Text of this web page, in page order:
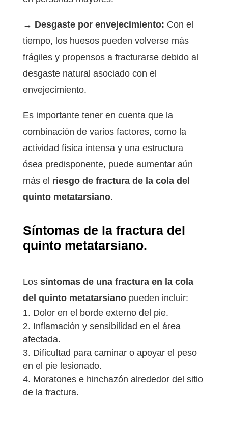
→ Desgaste por envejecimiento: Con el
tiempo, los huesos pueden volverse más
frágiles y propensos a fracturarse debido al
desgaste natural asociado con el
envejecimiento.
Es importante tener en cuenta que la
combinación de varios factores, como la
actividad física intensa y una estructura
ósea predisponente, puede aumentar aún
más el riesgo de fractura de la cola del
quinto metatarsiano.
Síntomas de la fractura del
quinto metatarsiano.
Los síntomas de una fractura en la cola
del quinto metatarsianopueden incluir:
Dolor en el borde externo del pie.
Inflamación y sensibilidad en el área
afectada.
Dificultad para caminar o apoyar el peso
en el pie lesionado.
Moratones e hinchazón alrededor del sitio
de la fractura.